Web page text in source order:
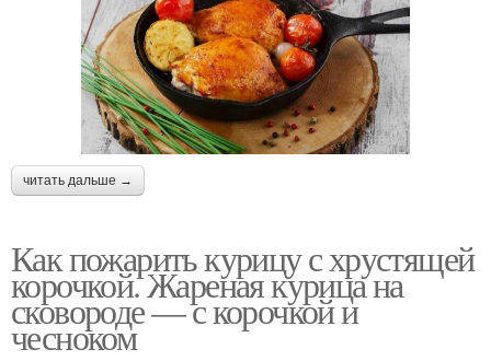
читать дальше →
Как пожарить курицу с хрустящей
корочкой. Жареная курица на
сковороде — с корочкой и
чесноком